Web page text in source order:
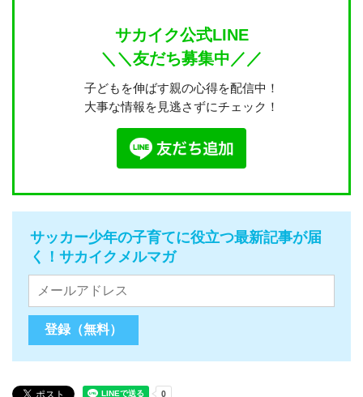
サカイク公式LINE
＼＼友だち募集中／／
子どもを伸ばす親の心得を配信中！
大事な情報を見逃さずにチェック！
サッカー少年の子育てに役立つ最新記事が届
く！サカイクメルマガ